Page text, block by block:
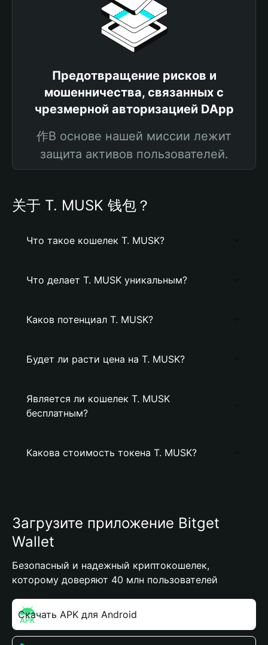
Предотвращение рисков и
мошенничества, связанных с
чрезмерной авторизацией DApp
作В основе нашей миссии лежит
защита активов пользователей.
关于 T. MUSK 钱包？
Что такое кошелек T. MUSK?
Что делает T. MUSK уникальным?
Каков потенциал T. MUSK?
Будет ли расти цена на T. MUSK?
Является ли кошелек T. MUSK
бесплатным?
Какова стоимость токена T. MUSK?
Загрузите приложение Bitget
Wallet
Безопасный и надежный криптокошелек,
которому доверяют 40 млн пользователей
Скачать APK для Android